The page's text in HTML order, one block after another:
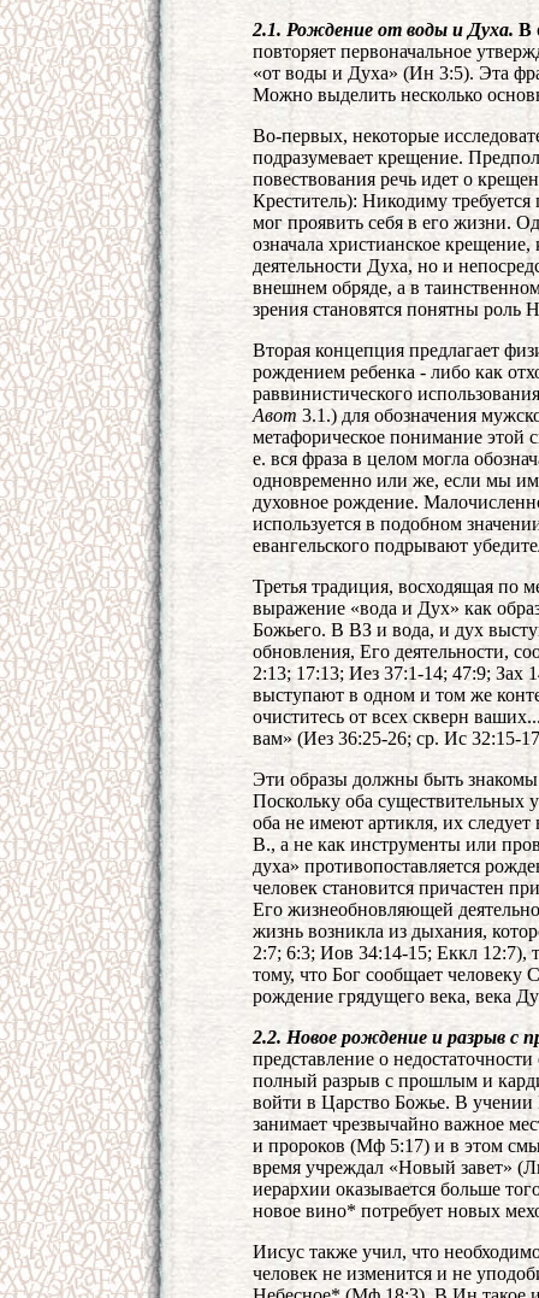
2.1. Рождение от воды и Духа. В
повторяет первоначальное
«от воды и Духа» (Ин 3:5). Эта
Можно выделить несколько
Во-первых, некоторые
подразумевает крещение.
повествования речь идет о
Креститель): Никодиму
мог проявить себя в его жизни.
означала христианское
деятельности Духа, но и
внешнем обряде, а в
зрения становятся понятны роль
Вторая концепция предлагает
рождением ребенка - либо как
раввинистического
Авот 3.1.) для обозначения
метафорическое понимание этой
е. вся фраза в целом могла
одновременно или же, если мы
духовное рождение.
используется в подобном
евангельского подрывают
Третья традиция, восходящая по
выражение «вода и Дух» как
Божьего. В ВЗ и вода, и дух
обновления, Его деятельности,
2:13; 17:13; Иез 37:1-14; 47:9; Зах
выступают в одном и том же
очиститесь от всех скверн
вам» (Иез 36:25-26; ср. Ис 32:15-
Эти образы должны быть
Поскольку оба
оба не имеют артикля, их
В., а не как инструменты или
духа» противопоставляется
человек становится причастен
Его жизнеобновляющей
жизнь возникла из дыхания,
2:7; 6:3; Иов 34:14-15; Еккл 12:7),
тому, что Бог сообщает человеку
рождение грядущего века, века
2.2. Новое рождение и разрыв с
представление о
полный разрыв с прошлым и
войти в Царство Божье. В
занимает чрезвычайно важное
и пророков (Мф 5:17) и в этом
время учреждал «Новый завет»
иерархии оказывается больше
новое вино* потребует новых
Иисус также учил, что
человек не изменится и не